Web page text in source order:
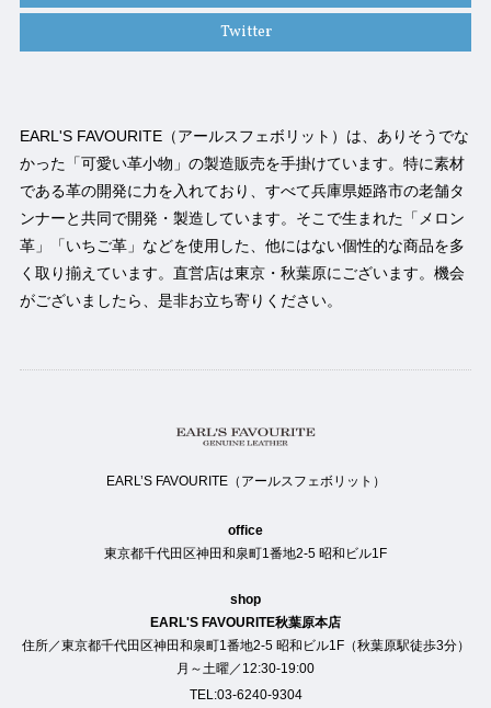
Twitter
EARL'S FAVOURITE（アールスフェボリット）は、ありそうでな
かった「可愛い革小物」の製造販売を手掛けています。特に素材
である革の開発に力を入れており、すべて兵庫県姫路市の老舗タ
ンナーと共同で開発・製造しています。そこで生まれた「メロン
革」「いちご革」などを使用した、他にはない個性的な商品を多
く取り揃えています。直営店は東京・秋葉原にございます。機会
がございましたら、是非お立ち寄りください。
EARL’S FAVOURITE（アールスフェボリット）
office
東京都千代田区神田和泉町1番地2-5 昭和ビル1F
shop
EARL'S FAVOURITE秋葉原本店
住所／東京都千代田区神田和泉町1番地2-5 昭和ビル1F（秋葉原駅徒歩3分）
月～土曜／12:30-19:00
TEL:03-6240-9304